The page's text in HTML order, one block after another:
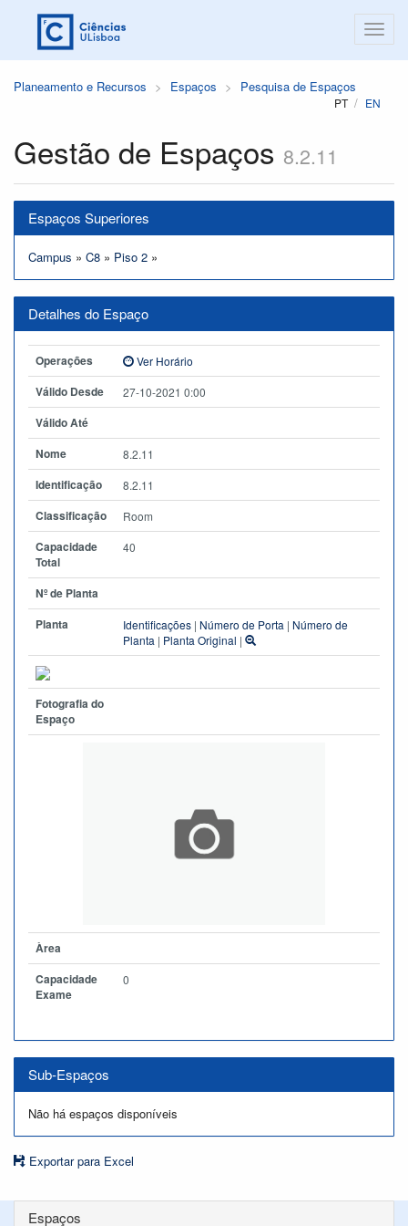
Planeamento e Recursos Espaços Pesquisa de Espaços
PT EN
Gestão de Espaços 8.2.11
Espaços Superiores
Campus » C8 » Piso 2 »
Detalhes do Espaço
Operações Ver Horário
Válido Desde 27-10-2021 0:00
Válido Até
Nome
8.2.11
Identificação 8.2.11
Classificação Room
Capacidade
Total
40
Nº de Planta
Planta
Identificações | Número de Porta | Número de
Planta | Planta Original |
Fotografia do
Espaço
Àrea
Capacidade
Exame
0
Sub-Espaços
Não há espaços disponíveis
Exportar para Excel
Espaços